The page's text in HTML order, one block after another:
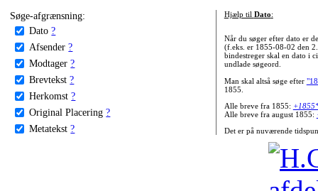
Søge-afgrænsning:
Dato ?
Afsender ?
Modtager ?
Brevtekst ?
Herkomst ?
Original Placering ?
Metatekst ?
Hjælp til Dato:
Når du søger efter dato er
(f.eks. er 1855-08-02 den
bindestreger skal en dato i
undlade søgeord.
Man skal altså søge efter
1855.
Alle breve fra 1855:
Alle breve fra august 1855:
Det er på nuværende